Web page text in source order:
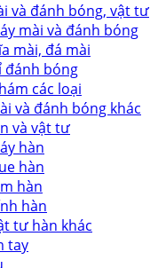
và đánh bóng, vật tư
mài và đánh bóng
mài, đá mài
đánh bóng
các loại
và đánh bóng khác
và vật tư
hàn
hàn
hàn
hàn
tư hàn khác
tay